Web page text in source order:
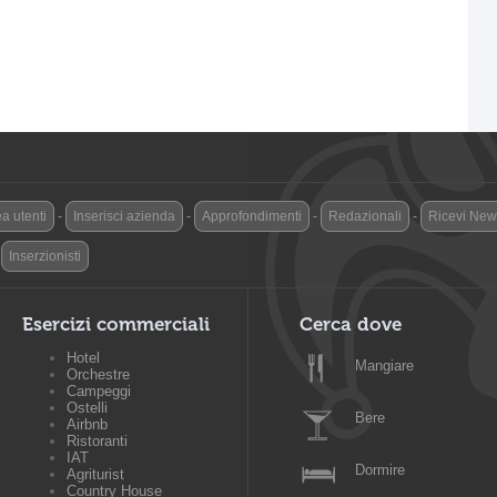
utenti - Inserisci azienda - Approfondimenti - Redazionali - Ricevi
Inserzionisti
Esercizi commerciali
Hotel
Orchestre
Campeggi
Ostelli
Airbnb
Ristoranti
IAT
Agriturist
Country House
Cerca dove
Mangiare
Bere
Dormire